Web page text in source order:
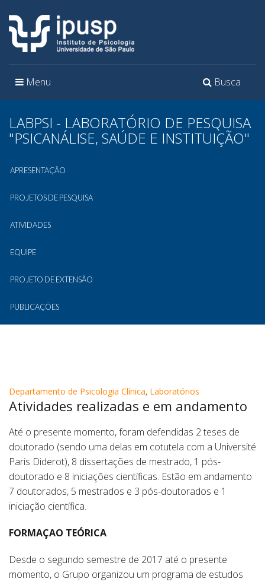
Toggle
Busca
Toggle
Menu
LABPSI - LABORATÓRIO DE PESQUISA
"PSICANÁLISE, SAÚDE E INSTITUIÇÃO"
APRESENTAÇÃO
PROJETOS DE PESQUISA
ATIVIDADES
EQUIPE
PROJETO DE EXTENSÃO
PUBLICAÇÕES
Departamento de Psicologia Clínica, Laboratórios
Atividades realizadas e em andamento
Até o presente momento, foram defendidas 2 teses de
doutorado (sendo uma delas em cotutela com a Université
Paris Diderot), 8 dissertações de mestrado, 1 pós-
doutorado e 8 iniciações científicas. Estão em andamento
7 doutorados, 5 mestrados e 3 pós-doutorados e 1
iniciação científica.
FORMAÇAO TEÓRICA
Desde o segundo semestre de 2017 até o presente
momento, o Grupo organizou um programa de estudos